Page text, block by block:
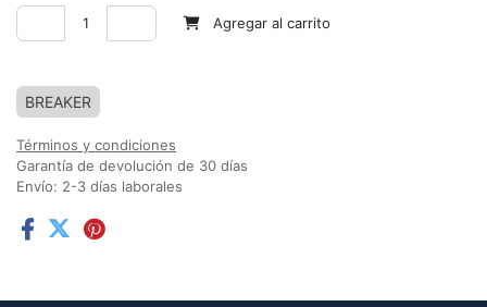
Agregar al carrito
BREAKER
Términos y condiciones
Garantía de devolución de 30 días
Envío: 2-3 días laborales